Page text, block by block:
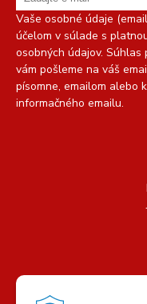
Vaše osobné údaje
účelom v súlade s
osobných údajov.
vám pošleme na váš
písomne, emailom alebo
informačného emailu.